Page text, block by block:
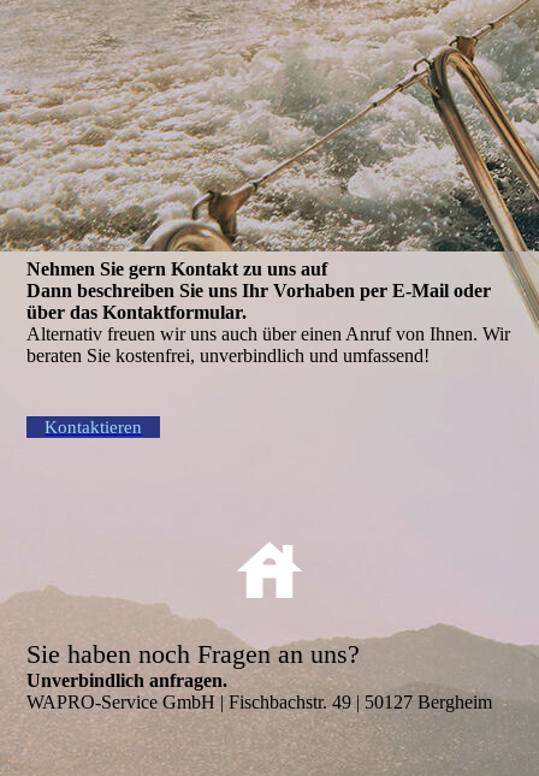
Nehmen Sie gern Kontakt zu uns auf
Dann beschreiben Sie uns Ihr Vorhaben per E-Mail oder
über das Kontakt­formular.
Alternativ freuen wir uns auch über einen Anruf von Ihnen. Wir
beraten Sie kostenfrei, unverbindlich und umfassend!
Kontaktieren
Sie haben noch Fragen an uns?
Unverbindlich anfragen.
WAPRO-Service GmbH | Fischbachstr. 49 | 50127 Bergheim